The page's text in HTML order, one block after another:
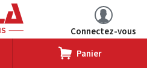
Connectez-vous
Panier